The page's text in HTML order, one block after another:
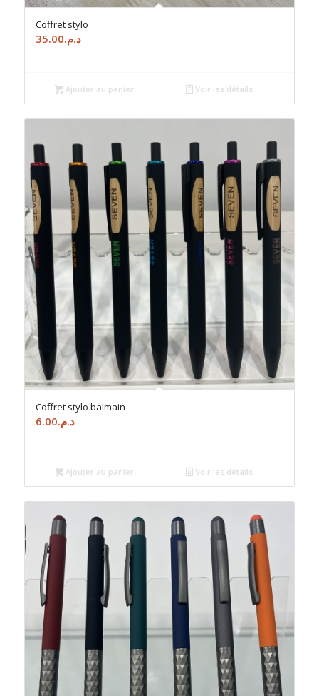
Coffret stylo
د.م.35.00
Ajouter au panier Voir les détails
Coffret stylo balmain
د.م.6.00
Ajouter au panier Voir les détails